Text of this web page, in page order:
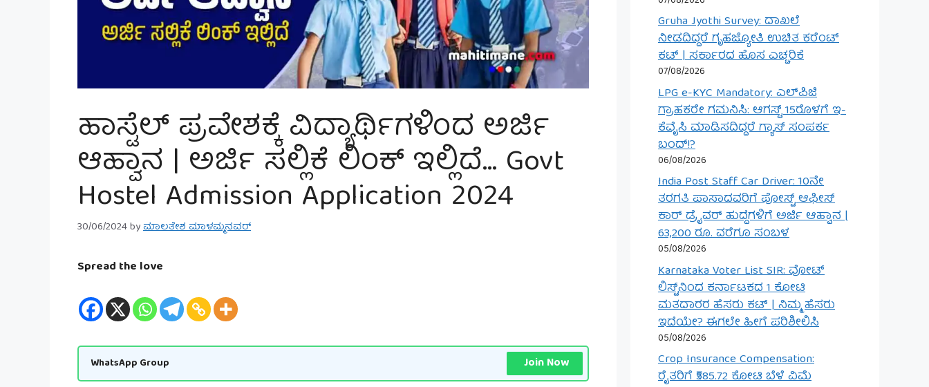
ಹಾಸ್ಟೆಲ್ ಪ್ರವೇಶಕ್ಕೆ ವಿದ್ಯಾರ್ಥಿಗಳಿಂದ ಅರ್ಜಿ
ಆಹ್ವಾನ | ಅರ್ಜಿ ಸಲ್ಲಿಕೆ ಲಿಂಕ್ ಇಲ್ಲಿದೆ… Govt
Hostel Admission Application 2024
30/06/2024byಮಾಲತೇಶ ಮಾಳಮ್ಮನವರ್
Spread the love
WhatsApp Group Join Now
Gruha Jyothi Survey: ದಾಖಲೆ
ನೀಡದಿದ್ದರೆ ಗೃಹಜ್ಯೋತಿ ಉಚಿತ ಕರೆಂಟ್
ಕಟ್ | ಸರ್ಕಾರದ ಹೊಸ ಎಚ್ಚರಿಕೆ
07/08/2026
LPG e-KYC Mandatory: ಎಲ್‌ಪಿಜಿ
ಗ್ರಾಹಕರೇ ಗಮನಿಸಿ: ಆಗಸ್ಟ್ 15ರೊಳಗೆ ಇ-
ಕೆವೈಸಿ ಮಾಡಿಸದಿದ್ದರೆ ಗ್ಯಾಸ್ ಸಂಪರ್ಕ
ಬಂದ್!?
06/08/2026
India Post Staff Car Driver: 10ನೇ
ತರಗತಿ ಪಾಸಾದವರಿಗೆ ಪೋಸ್ಟ್ ಆಫೀಸ್
ಕಾರ್ ಡ್ರೈವರ್ ಹುದ್ದೆಗಳಿಗೆ ಅರ್ಜಿ ಆಹ್ವಾನ |
63,200 ರೂ. ವರೆಗೂ ಸಂಬಳ
05/08/2026
Karnataka Voter List SIR: ವೋಟ್
ಲಿಸ್ಟ್‌ನಿಂದ ಕರ್ನಾಟಕದ 1 ಕೋಟಿ
ಮತದಾರರ ಹೆಸರು ಕಟ್ | ನಿಮ್ಮ ಹೆಸರು
ಇದೆಯೇ? ಈಗಲೇ ಹೀಗೆ ಪರಿಶೀಲಿಸಿ
05/08/2026
Crop Insurance Compensation:
ರೈತರಿಗೆ ₹585.72 ಕೋಟಿ ಬೆಳೆ ವಿಮೆ